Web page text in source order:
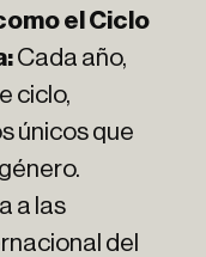
el Ciclo
Cada año,
ciclo,
únicos que
a las
del